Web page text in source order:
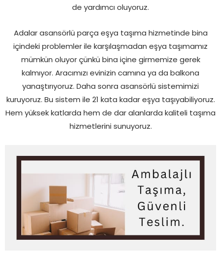
de yardımcı oluyoruz.
Adalar asansörlü parça eşya taşıma hizmetinde bina
içindeki problemler ile karşılaşmadan eşya taşımamız
mümkün oluyor çünkü bina içine girmemize gerek
kalmıyor. Aracımızı evinizin camına ya da balkona
yanaştırıyoruz. Daha sonra asansörlü sistemimizi
kuruyoruz. Bu sistem ile 21 kata kadar eşya taşıyabiliyoruz.
Hem yüksek katlarda hem de dar alanlarda kaliteli taşıma
hizmetlerini sunuyoruz.